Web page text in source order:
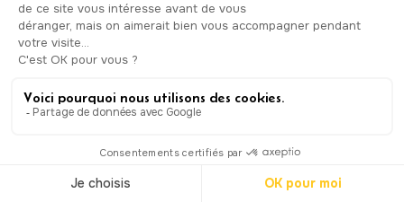
Voisins-le-Bretonneux
Mentions légales
Conditions Générales de